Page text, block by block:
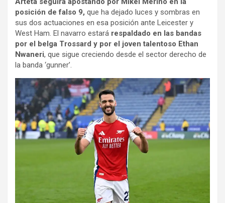
posición de falso 9, que ha dejado luces y sombras en
sus dos actuaciones en esa posición ante Leicester y
West Ham. El navarro estará respaldado en las bandas
por el belga Trossard y por el joven talentoso Ethan
Nwaneri, que sigue creciendo desde el sector derecho de
la banda ‘gunner’.